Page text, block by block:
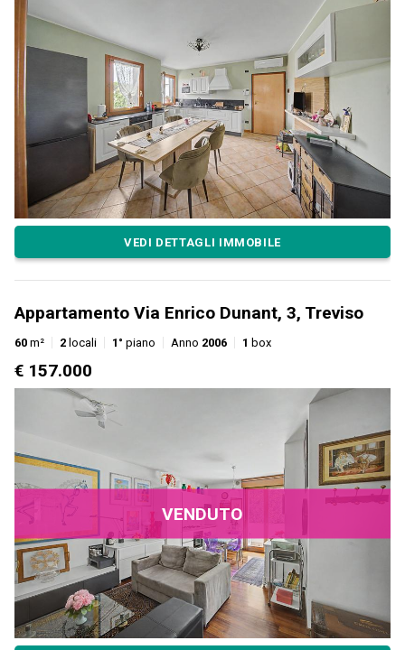
VEDI DETTAGLI IMMOBILE
Appartamento Via Enrico Dunant, 3, Treviso
60 m² 2 locali 1° piano Anno 2006 1 box
€ 157.000
VENDUTO